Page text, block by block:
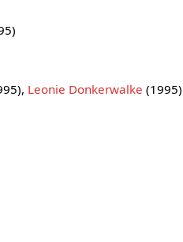
Leonie Donkerwalke (1995)